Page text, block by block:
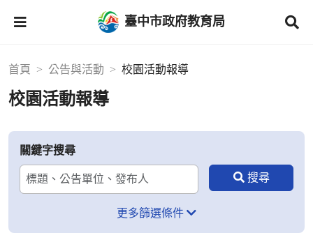
臺中市政府教育局
首頁 公告與活動 校園活動報導
校園活動報導
關鍵字搜尋
更多篩選條件